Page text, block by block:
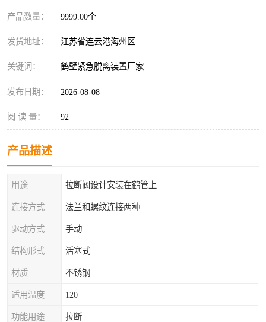
产品数量： 9999.00个
发货地址： 江苏省连云港海州区
关键词： 鹤壁紧急脱离装置厂家
发布日期： 2026-08-08
阅 读 量： 92
产品描述
用途 拉断阀设计安装在鹤管上
连接方式 法兰和螺纹连接两种
驱动方式 手动
结构形式 活塞式
材质 不锈钢
适用温度 120
功能用途 拉断